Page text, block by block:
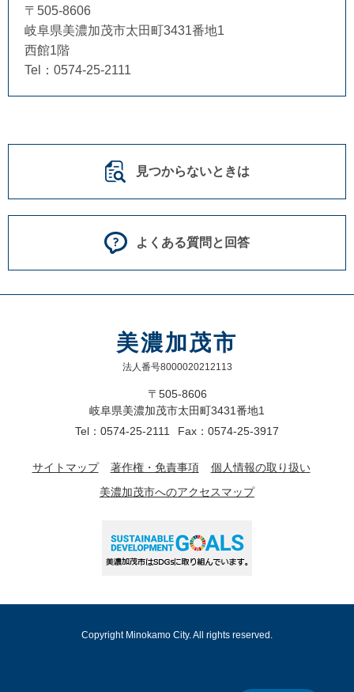
〒505-8606
岐阜県美濃加茂市太田町3431番地1
西館1階
Tel：0574-25-2111
見つからないときは
よくある質問と回答
美濃加茂市
法人番号8000020212113
〒505-8606
岐阜県美濃加茂市太田町3431番地1
Tel：0574-25-2111
Fax：0574-25-3917
サイトマップ 著作権・免責事項
個人情報の取り扱い
美濃加茂市へのアクセスマップ
Copyright Minokamo City. All rights reserved.